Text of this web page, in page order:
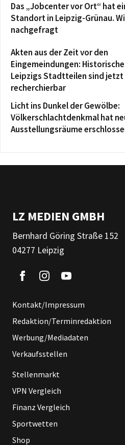
Das „Jobcenter vor Ort“ hat
Standort in Leipzig-Grünau.
nachgefragt
Akten aus der Zeit vor den
Eingemeindungen:
Leipzigs Stadtteilen sind jetzt
recherchierbar
Licht ins Dunkel der Gewölbe:
Völkerschlachtdenkmal hat
Ausstellungsräume
LZ MEDIEN GMBH
Bernhard Göring Straße 152
04277 Leipzig
Kontakt/Impressum
Redaktion/Terminredaktion
Werbung/Mediadaten
Verkaufsstellen
Stellenmarkt
VPN Vergleich
Finanz Vergleich
Sportwetten
Shop